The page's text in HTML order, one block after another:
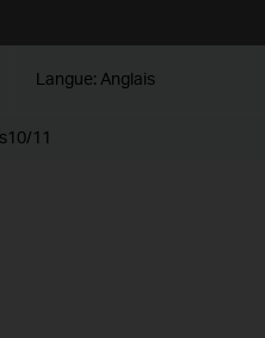
Langue: Anglais
11